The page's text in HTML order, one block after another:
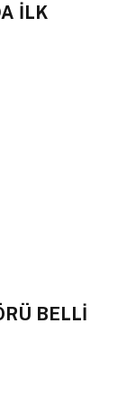
İLK
BELLİ